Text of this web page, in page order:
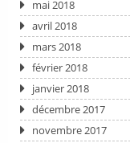
mai 2018
avril 2018
mars 2018
février 2018
janvier 2018
décembre 2017
novembre 2017